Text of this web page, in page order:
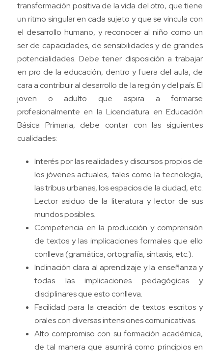
transformación positiva de la vida del otro, que tiene
un ritmo singular en cada sujeto y que se vincula con
el desarrollo humano, y reconocer al niño como un
ser de capacidades, de sensibilidades y de grandes
potencialidades. Debe tener disposición a trabajar
en pro de la educación, dentro y fuera del aula, de
cara a contribuir al desarrollo de la región y del país. El
joven o adulto que aspira a formarse
profesionalmente en la Licenciatura en Educación
Básica Primaria, debe contar con las siguientes
cualidades:
Interés por las realidades y discursos propios de
los jóvenes actuales, tales como la tecnología,
las tribus urbanas, los espacios de la ciudad, etc.
Lector asiduo de la literatura y lector de sus
mundos posibles.
Competencia en la producción y comprensión
de textos y las implicaciones formales que ello
conlleva (gramática, ortografía, sintaxis, etc.).
Inclinación clara al aprendizaje y la enseñanza y
todas las implicaciones pedagógicas y
disciplinares que esto conlleva.
Facilidad para la creación de textos escritos y
orales con diversas intensiones comunicativas.
Alto compromiso con su formación académica,
de tal manera que asumirá como principios en